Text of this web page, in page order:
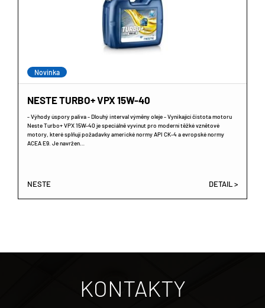
Novinka
NESTE TURBO+ VPX 15W-40
- Výhody úspory paliva - Dlouhý interval výměny oleje - Vynikající čistota motoru
Neste Turbo+ VPX 15W-40 je speciálně vyvinut pro moderní těžké vznětové
motory, které splňují požadavky americké normy API CK-4 a evropské normy
ACEA E9. Je navržen…
NESTE DETAIL >
KONTAKTY